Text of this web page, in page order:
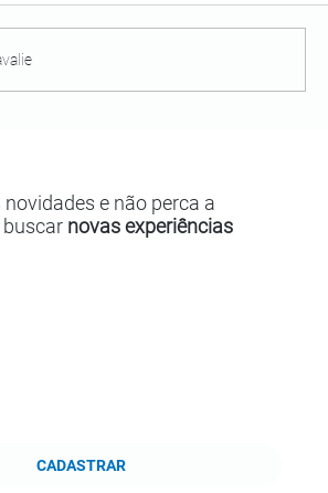
e não perca a
novas experiências
CADASTRAR